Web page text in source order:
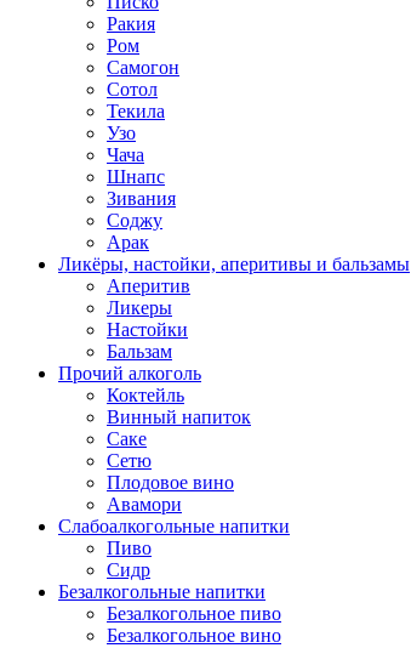
Ракия
Ром
Самогон
Сотол
Текила
Узо
Чача
Шнапс
Зивания
Соджу
Арак
Ликёры, настойки, аперитивы и бальзамы
Аперитив
Ликеры
Настойки
Бальзам
Прочий алкоголь
Коктейль
Винный напиток
Саке
Сетю
Плодовое вино
Авамори
Слабоалкогольные напитки
Пиво
Сидр
Безалкогольные напитки
Безалкогольное пиво
Безалкогольное вино